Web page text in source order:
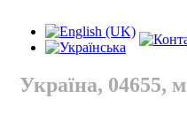
Україна, 04655,